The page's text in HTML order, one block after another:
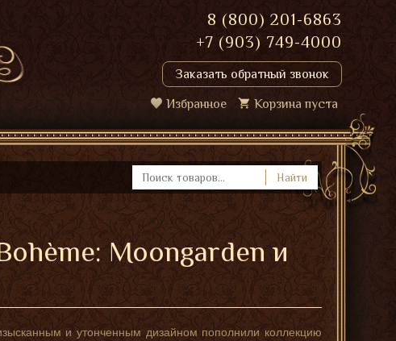
8 (800) 201-6863
+7 (903) 749-4000
Заказать обратный звонок
Избранное Корзина пуста
Найти
Moongarden и
и утонченным дизайном пополнили коллекцию